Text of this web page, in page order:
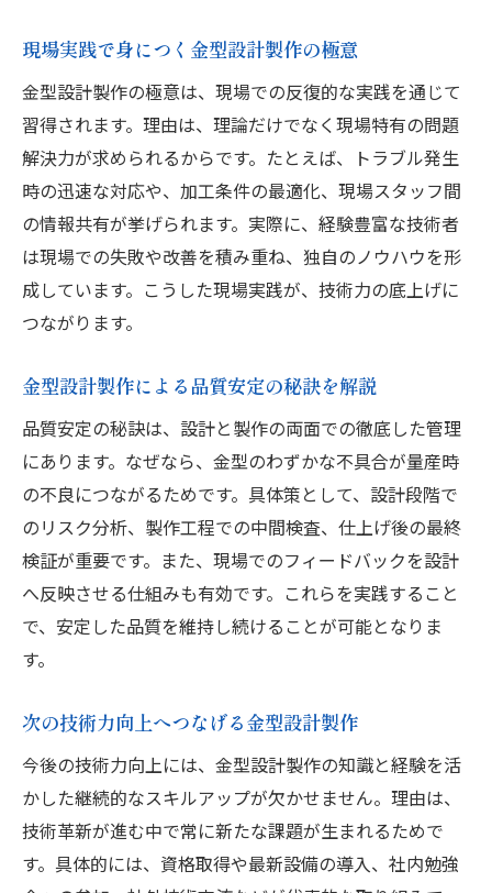
金型設計製作の現場で進む技術革新の実態
革新的な金型設計製作が切り拓く未来像
金型設計製作の現場から見る最新トレンド
現場目線で語る金型設計製作と技術開発
業界をリードする金型設計製作の取り組み
実践現場を通じて学ぶ金型設計製作の進歩
現場で役立つ実践的な金型設計知識を解説
金型設計製作の現場で使える知識とコツ
ク
金型設計製作で押さえたい現場の注意点
現場経験者が語る金型設計製作の工夫例
金型設計製作の現場力を高める知識共有
次セクションへ続く知見を金型設計製作で
航空宇宙産業に生かす金型技術の最前線
金型設計製作が航空宇宙分野で果たす役割
金型設計製作による部品精度向上の工夫
産業最前線で活躍する金型設計製作の事例
次は地元企業で金型設計製作の可能性を探
る
地元で未来を切り拓く金型設計製作の魅力
現場実践で身につく金型設計製作の極意
金型設計製作の極意は、現場での反復的な実践を通じて
習得されます。理由は、理論だけでなく現場特有の問題
解決力が求められるからです。たとえば、トラブル発生
時の迅速な対応や、加工条件の最適化、現場スタッフ間
の情報共有が挙げられます。実際に、経験豊富な技術者
は現場での失敗や改善を積み重ね、独自のノウハウを形
成しています。こうした現場実践が、技術力の底上げに
つながります。
金型設計製作による品質安定の秘訣を解説
品質安定の秘訣は、設計と製作の両面での徹底した管理
にあります。なぜなら、金型のわずかな不具合が量産時
の不良につながるためです。具体策として、設計段階で
のリスク分析、製作工程での中間検査、仕上げ後の最終
検証が重要です。また、現場でのフィードバックを設計
へ反映させる仕組みも有効です。これらを実践すること
で、安定した品質を維持し続けることが可能となりま
す。
次の技術力向上へつなげる金型設計製作
今後の技術力向上には、金型設計製作の知識と経験を活
かした継続的なスキルアップが欠かせません。理由は、
技術革新が進む中で常に新たな課題が生まれるためで
す。具体的には、資格取得や最新設備の導入、社内勉強